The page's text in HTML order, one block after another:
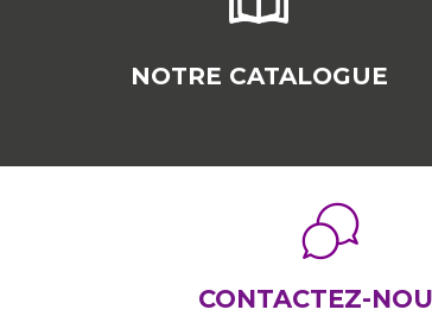
NOTRE CATALOGUE
CONTACTEZ-